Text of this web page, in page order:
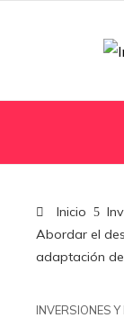
Inicio
Abordar el
adaptación
INVERSIONES